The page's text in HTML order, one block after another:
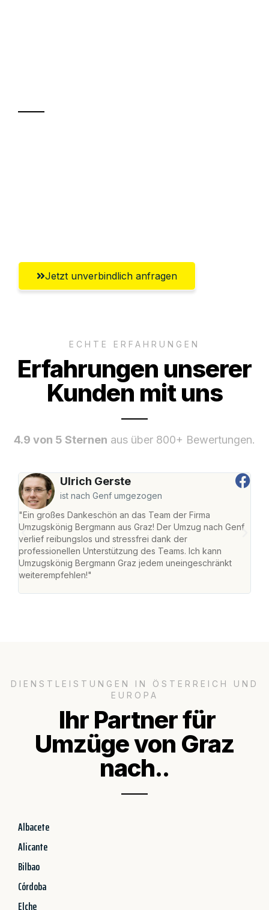
Jetzt unverbindlich anfragen
ECHTE ERFAHRUNGEN
Erfahrungen unserer
Kunden mit uns
4.9 von 5 Sternen aus über 800+ Bewertungen.
Ulrich Gerste
ist nach Genf umgezogen
"Ein großes Dankeschön an das Team der Firma
Umzugskönig Bergmann aus Graz! Der Umzug nach Genf
verlief reibungslos und stressfrei dank der
professionellen Unterstützung des Teams. Ich kann
Umzugskönig Bergmann Graz jedem uneingeschränkt
weiterempfehlen!"
DIENSTLEISTUNGEN IN ÖSTERREICH UND
EUROPA
Ihr Partner für
Umzüge von Graz
nach..
Albacete
Alicante
Bilbao
Córdoba
Elche